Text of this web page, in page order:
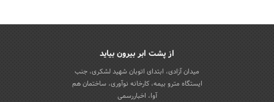
از پشت ابر بیرون بیاید
میدان آزادی، ابتدای اتوبان شهید لشکری، جنب
ایستگاه مترو بیمه، کارخانه نوآوری، ساختمان هم
آوا، اخباررسمی